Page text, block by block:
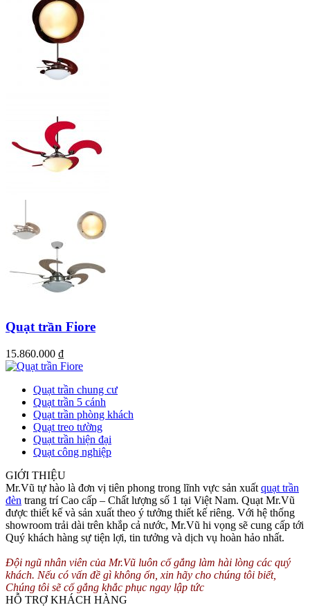
Quạt trần Fiore
15.860.000 ₫
Quạt trần chung cư
Quạt trần 5 cánh
Quạt trần phòng khách
Quạt treo tường
Quạt trần hiện đại
Quạt công nghiệp
GIỚI THIỆU
Mr.Vũ tự hào là đơn vị tiên phong trong lĩnh vực sản xuất quạt trần
đèn trang trí Cao cấp – Chất lượng số 1 tại Việt Nam. Quạt Mr.Vũ
được thiết kế và sản xuất theo ý tưởng thiết kế riêng. Với hệ thống
showroom trải dài trên khắp cả nước, Mr.Vũ hi vọng sẽ cung cấp tới
Quý khách hàng sự tiện lợi, tin tưởng và dịch vụ hoàn hảo nhất.
Đội ngũ nhân viên của Mr.Vũ luôn cố gắng làm hài lòng các quý
khách. Nếu có vấn đề gì không ổn, xin hãy cho chúng tôi biết,
Chúng tôi sẽ cố gắng khắc phục ngay lập tức
HỖ TRỢ KHÁCH HÀNG